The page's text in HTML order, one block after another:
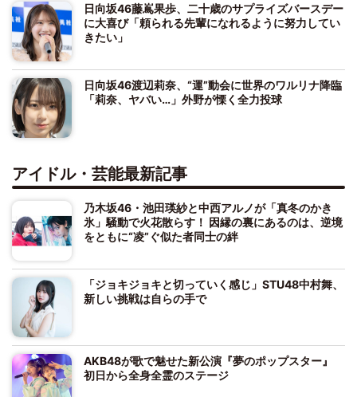
日向坂46藤嶌果歩、二十歳のサプライズバースデー
に大喜び「頼られる先輩になれるように努力してい
きたい」
日向坂46渡辺莉奈、“運”動会に世界のワルリナ降臨
「莉奈、ヤバい…」外野が慄く全力投球
アイドル・芸能最新記事
乃木坂46・池田瑛紗と中西アルノが「真冬のかき
氷」騒動で火花散らす！ 因縁の裏にあるのは、逆境
をともに“凌”ぐ似た者同士の絆
「ジョキジョキと切っていく感じ」STU48中村舞、
新しい挑戦は自らの手で
AKB48が歌で魅せた新公演『夢のポップスター』
初日から全身全霊のステージ